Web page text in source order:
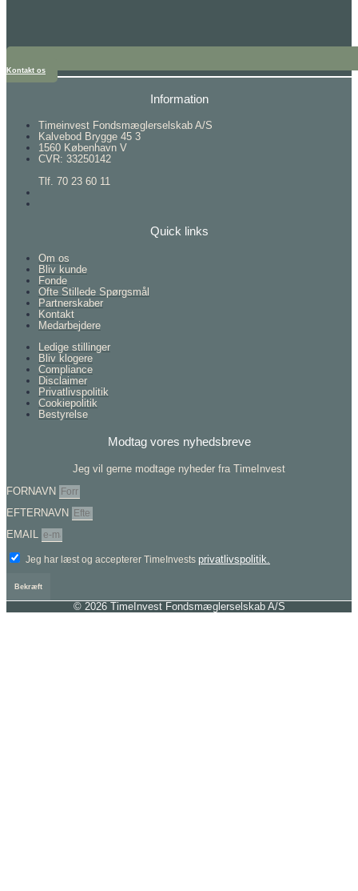
Kontakt os
Information
Timeinvest Fondsmæglerselskab A/S
Kalvebod Brygge 45 3
1560 København V
CVR: 33250142
Tlf. 70 23 60 11
Quick links
Om os
Bliv kunde
Fonde
Ofte Stillede Spørgsmål
Partnerskaber
Kontakt
Medarbejdere
Ledige stillinger
Bliv klogere
Compliance
Disclaimer
Privatlivspolitik
Cookiepolitik
Bestyrelse
Modtag vores nyhedsbreve
Jeg vil gerne modtage nyheder fra TimeInvest
FORNAVN
EFTERNAVN
EMAIL
Jeg har læst og accepterer TimeInvests privatlivspolitik.
Bekræft
© 2026 TimeInvest Fondsmæglerselskab A/S